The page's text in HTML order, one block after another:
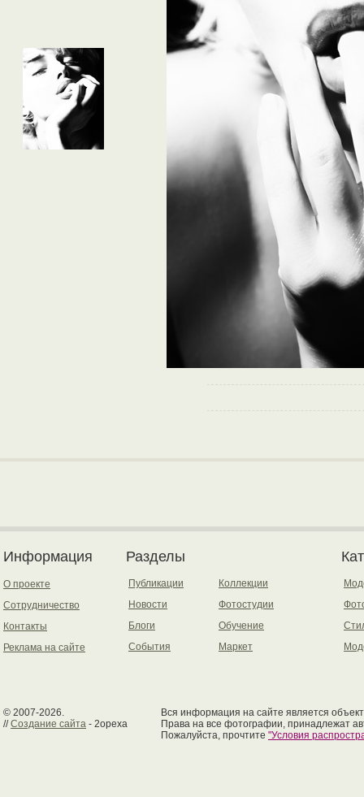
Информация
О проекте
Сотрудничество
Контакты
Реклама на сайте
Разделы
Публикации
Новости
Блоги
События
Коллекции
Фотостудии
Обучение
Маркет
© 2007-2026.
//Создание сайта - 2opexa
Вся информация на сайте является
Права на все фотографии, принадлежат
Пожалуйста, прочтите "Условия